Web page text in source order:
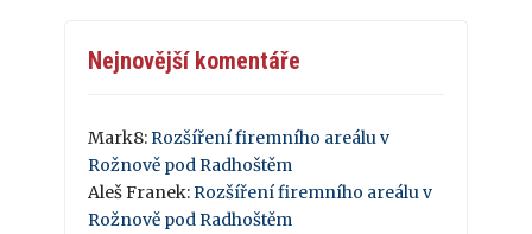
Nejnovější komentáře
Mark8:Rozšíření firemního areálu v
Rožnově pod Radhoštěm
Aleš Franek:Rozšíření firemního areálu v
Rožnově pod Radhoštěm